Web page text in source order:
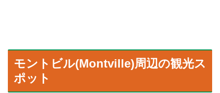
モントビル(Montville)周辺の観光ス
ポット